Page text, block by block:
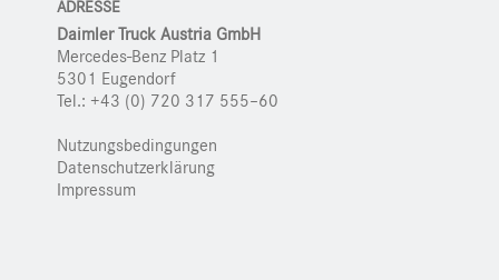
ADRESSE
Daimler Truck Austria GmbH
Mercedes-Benz Platz 1
5301 Eugendorf
Tel.: +43 (0) 720 317 555–60
Nutzungsbedingungen
Datenschutzerklärung
Impressum